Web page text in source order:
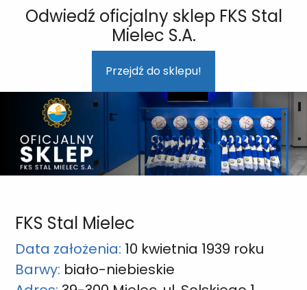
Odwiedź oficjalny sklep FKS Stal
Mielec S.A.
Przejdź do sklepu!
FKS Stal Mielec
Data założenia: 10 kwietnia 1939 roku
Barwy: biało-niebieskie